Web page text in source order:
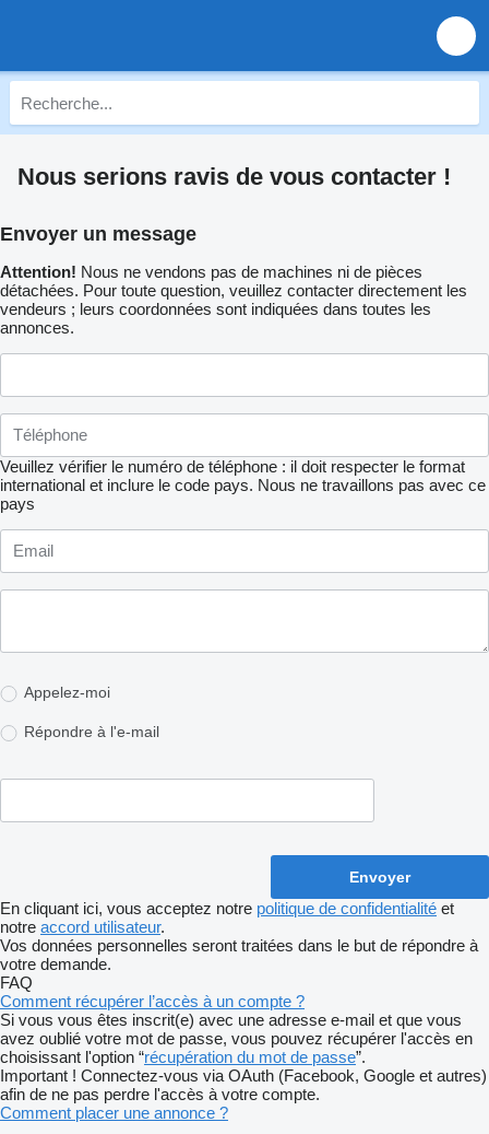
Nous serions ravis de vous contacter !
Envoyer un message
Attention! Nous ne vendons pas de machines ni de pièces
détachées. Pour toute question, veuillez contacter directement les
vendeurs ; leurs coordonnées sont indiquées dans toutes les
annonces.
Veuillez vérifier le numéro de téléphone : il doit respecter le format
international et inclure le code pays. Nous ne travaillons pas avec ce
pays
Appelez-moi
Répondre à l'e-mail
En cliquant ici, vous acceptez notre politique de confidentialité et
notre accord utilisateur.
Vos données personnelles seront traitées dans le but de répondre à
votre demande.
FAQ
Comment récupérer l’accès à un compte ?
Si vous vous êtes inscrit(e) avec une adresse e-mail et que vous
avez oublié votre mot de passe, vous pouvez récupérer l'accès en
choisissant l'option “récupération du mot de passe”.
Important ! Connectez-vous via OAuth (Facebook, Google et autres)
afin de ne pas perdre l'accès à votre compte.
Comment placer une annonce ?